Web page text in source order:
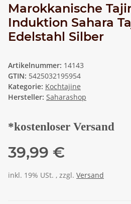
Marokkanische
Induktion Sahara
Edelstahl Silber
Artikelnummer: 14143
GTIN: 5425032195954
Kategorie: Kochtajine
Hersteller: Saharashop
*kostenloser Versand
39,99 €
inkl. 19% USt. , zzgl. Versand